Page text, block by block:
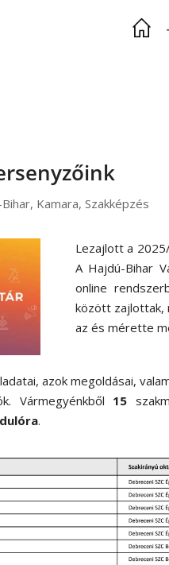
, Kamara,Szakképzés
Lezajlott a
A Hajdú-Bihar
online
között zajlottak,
az és mérette
azok megoldásai,
Vármegyénkből 15
.